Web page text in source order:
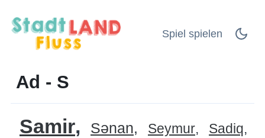
Spiel spielen
Ad - S
Samir Sənan Seymur
Sadiq